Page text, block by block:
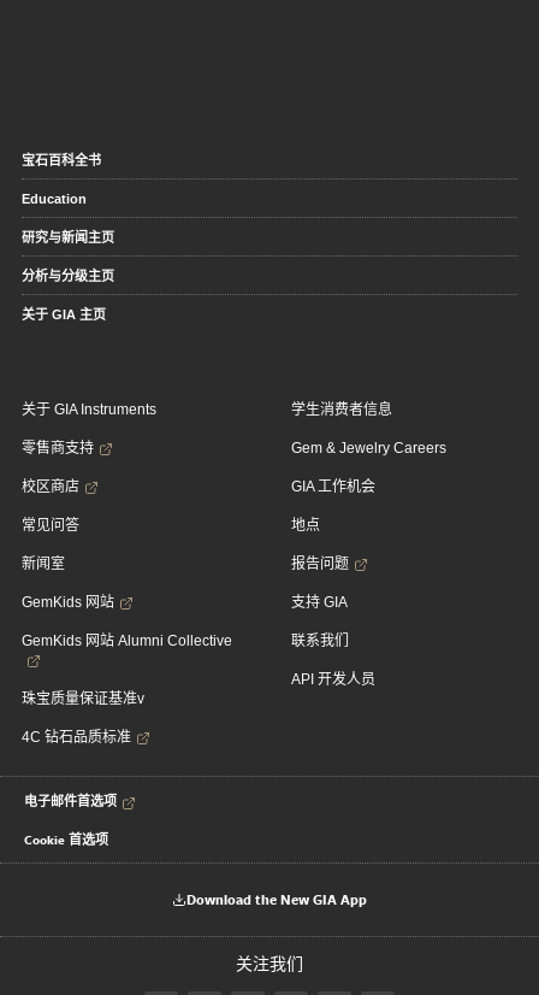
宝石百科全书
Education
研究与新闻主页
分析与分级主页
关于 GIA 主页
关于 GIA Instruments
零售商支持
校区商店
常见问答
新闻室
GemKids 网站
GemKids 网站 Alumni Collective
珠宝质量保证基准v
4C 钻石品质标准
学生消费者信息
Gem & Jewelry Careers
GIA 工作机会
地点
报告问题
支持 GIA
联系我们
API 开发人员
电子邮件首选项
Cookie 首选项
Download the New GIA App
关注我们